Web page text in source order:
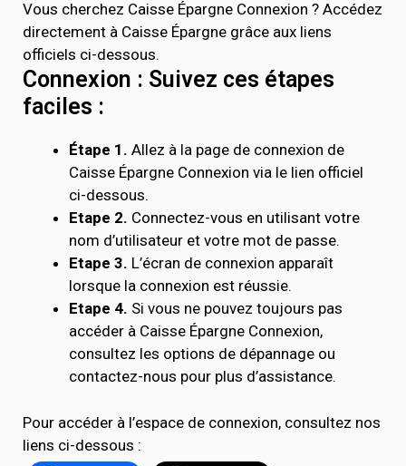
Vous cherchez Caisse Épargne Connexion ? Accédez
directement à Caisse Épargne grâce aux liens
officiels ci-dessous.
Connexion : Suivez ces étapes
faciles :
Étape 1. Allez à la page de connexion de
Caisse Épargne Connexion via le lien officiel
ci-dessous.
Etape 2. Connectez-vous en utilisant votre
nom d’utilisateur et votre mot de passe.
Etape 3. L’écran de connexion apparaît
lorsque la connexion est réussie.
Etape 4. Si vous ne pouvez toujours pas
accéder à Caisse Épargne Connexion,
consultez les options de dépannage ou
contactez-nous pour plus d’assistance.
Pour accéder à l’espace de connexion, consultez nos
liens ci-dessous :